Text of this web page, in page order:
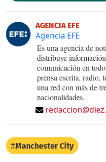
AGENCIA EFE
Agencia EFE
Es una agencia de
distribuye
comunicación en
prensa escrita, radio,
una red con más de
nacionalidades.
Manchester City